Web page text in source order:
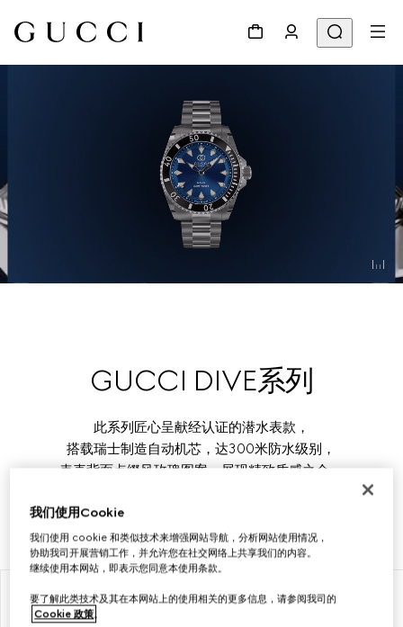
GUCCI DIVE系列
此系列匠心呈献经认证的潜水表款，
搭载瑞士制造自动机芯，达300米防水级别，
表壳背面点缀风玫瑰图案，展现精致质感之余，
致意广袤航海世界。Gucci Dive系列还涵盖石英表款，
搭配精钢表链、运动风橡胶表带和纯黑色表盘。
我们使用Cookie
我们使用 cookie 和类似技术来增强网站导航，分析网站使用情况，
协助我司开展营销工作，并允许您在社交网络上共享我们的内容。
继续使用本网站，即表示您同意本使用条款。
要了解此类技术及其在本网站上的使用相关的更多信息，请参阅我司的
Cookie 政策。